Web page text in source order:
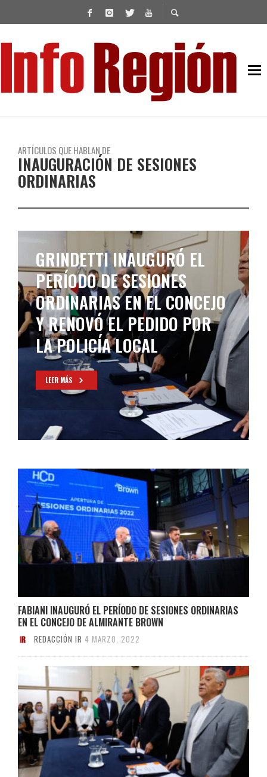
ARTÍCULOS QUE HABLAN DE
INAUGURACIÓN DE SESIONES
ORDINARIAS
GRINDETTI INAUGURÓ EL
PERÍODO DE SESIONES
ORDINARIAS EN EL CONCEJO
Y RENOVÓ EL PEDIDO POR
LA POLICÍA LOCAL
LEER MÁS
FABIANI INAUGURÓ EL PERÍODO DE SESIONES ORDINARIAS
EN EL CONCEJO DE ALMIRANTE BROWN
REDACCIÓN IR 4 MARZO, 2022